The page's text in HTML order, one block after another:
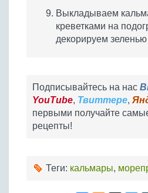
Выкладываем
креветками на
декорируем зеленью
Подписывайтесь на нас
YouTube, Твиттере,
первыми получайте
рецепты!
Теги: кальмары,